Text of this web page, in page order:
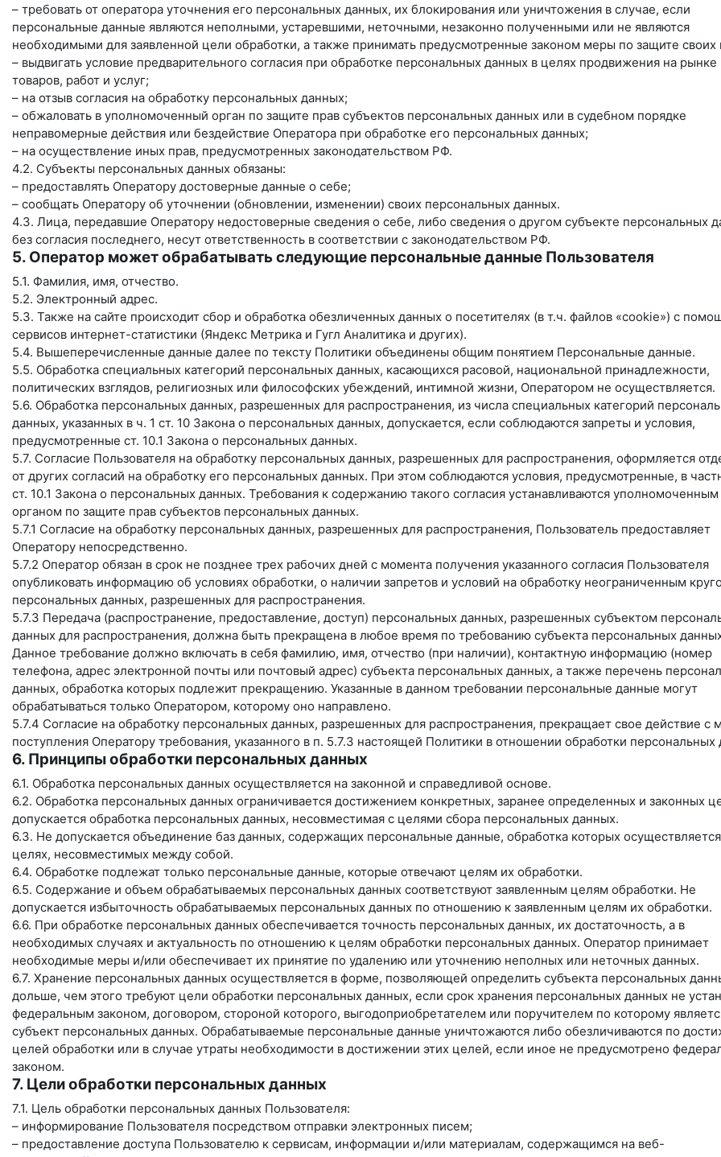
– требовать от оператора уточнения его персональных данных, их блокирования или уничтожения в случае, если
персональные данные являются неполными, устаревшими, неточными, незаконно полученными или не являются
необходимыми для заявленной цели обработки, а также принимать предусмотренные законом меры по защите своих
– выдвигать условие предварительного согласия при обработке персональных данных в целях продвижения на рынке
товаров, работ и услуг;
– на отзыв согласия на обработку персональных данных;
– обжаловать в уполномоченный орган по защите прав субъектов персональных данных или в судебном порядке
неправомерные действия или бездействие Оператора при обработке его персональных данных;
– на осуществление иных прав, предусмотренных законодательством РФ.
4.2. Субъекты персональных данных обязаны:
– предоставлять Оператору достоверные данные о себе;
– сообщать Оператору об уточнении (обновлении, изменении) своих персональных данных.
4.3. Лица, передавшие Оператору недостоверные сведения о себе, либо сведения о другом субъекте персональных
без согласия последнего, несут ответственность в соответствии с законодательством РФ.
5. Оператор может обрабатывать следующие персональные данные Пользователя
5.1. Фамилия, имя, отчество.
5.2. Электронный адрес.
5.3. Также на сайте происходит сбор и обработка обезличенных данных о посетителях (в т.ч. файлов «cookie») с
сервисов интернет-статистики (Яндекс Метрика и Гугл Аналитика и других).
5.4. Вышеперечисленные данные далее по тексту Политики объединены общим понятием Персональные данные.
5.5. Обработка специальных категорий персональных данных, касающихся расовой, национальной принадлежности,
политических взглядов, религиозных или философских убеждений, интимной жизни, Оператором не осуществляется.
5.6. Обработка персональных данных, разрешенных для распространения, из числа специальных категорий
данных, указанных в ч. 1 ст. 10 Закона о персональных данных, допускается, если соблюдаются запреты и условия,
предусмотренные ст. 10.1 Закона о персональных данных.
5.7. Согласие Пользователя на обработку персональных данных, разрешенных для распространения, оформляется
от других согласий на обработку его персональных данных. При этом соблюдаются условия, предусмотренные, в
ст. 10.1 Закона о персональных данных. Требования к содержанию такого согласия устанавливаются уполномоченным
органом по защите прав субъектов персональных данных.
5.7.1 Согласие на обработку персональных данных, разрешенных для распространения, Пользователь предоставляет
Оператору непосредственно.
5.7.2 Оператор обязан в срок не позднее трех рабочих дней с момента получения указанного согласия Пользователя
опубликовать информацию об условиях обработки, о наличии запретов и условий на обработку неограниченным
персональных данных, разрешенных для распространения.
5.7.3 Передача (распространение, предоставление, доступ) персональных данных, разрешенных субъектом
данных для распространения, должна быть прекращена в любое время по требованию субъекта персональных
Данное требование должно включать в себя фамилию, имя, отчество (при наличии), контактную информацию (номер
телефона, адрес электронной почты или почтовый адрес) субъекта персональных данных, а также перечень
данных, обработка которых подлежит прекращению. Указанные в данном требовании персональные данные могут
обрабатываться только Оператором, которому оно направлено.
5.7.4 Согласие на обработку персональных данных, разрешенных для распространения, прекращает свое действие с
поступления Оператору требования, указанного в п. 5.7.3 настоящей Политики в отношении обработки персональных
6. Принципы обработки персональных данных
6.1. Обработка персональных данных осуществляется на законной и справедливой основе.
6.2. Обработка персональных данных ограничивается достижением конкретных, заранее определенных и законных
допускается обработка персональных данных, несовместимая с целями сбора персональных данных.
6.3. Не допускается объединение баз данных, содержащих персональные данные, обработка которых
целях, несовместимых между собой.
6.4. Обработке подлежат только персональные данные, которые отвечают целям их обработки.
6.5. Содержание и объем обрабатываемых персональных данных соответствуют заявленным целям обработки. Не
допускается избыточность обрабатываемых персональных данных по отношению к заявленным целям их обработки.
6.6. При обработке персональных данных обеспечивается точность персональных данных, их достаточность, а в
необходимых случаях и актуальность по отношению к целям обработки персональных данных. Оператор принимает
необходимые меры и/или обеспечивает их принятие по удалению или уточнению неполных или неточных данных.
6.7. Хранение персональных данных осуществляется в форме, позволяющей определить субъекта персональных
дольше, чем этого требуют цели обработки персональных данных, если срок хранения персональных данных не
федеральным законом, договором, стороной которого, выгодоприобретателем или поручителем по которому
субъект персональных данных. Обрабатываемые персональные данные уничтожаются либо обезличиваются по
целей обработки или в случае утраты необходимости в достижении этих целей, если иное не предусмотрено
законом.
7. Цели обработки персональных данных
7.1. Цель обработки персональных данных Пользователя:
– информирование Пользователя посредством отправки электронных писем;
– предоставление доступа Пользователю к сервисам, информации и/или материалам, содержащимся на веб-